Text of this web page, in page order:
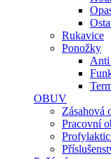
Rukavice
Ponožky
Anti
OBUV
Zásahová
Pracovní